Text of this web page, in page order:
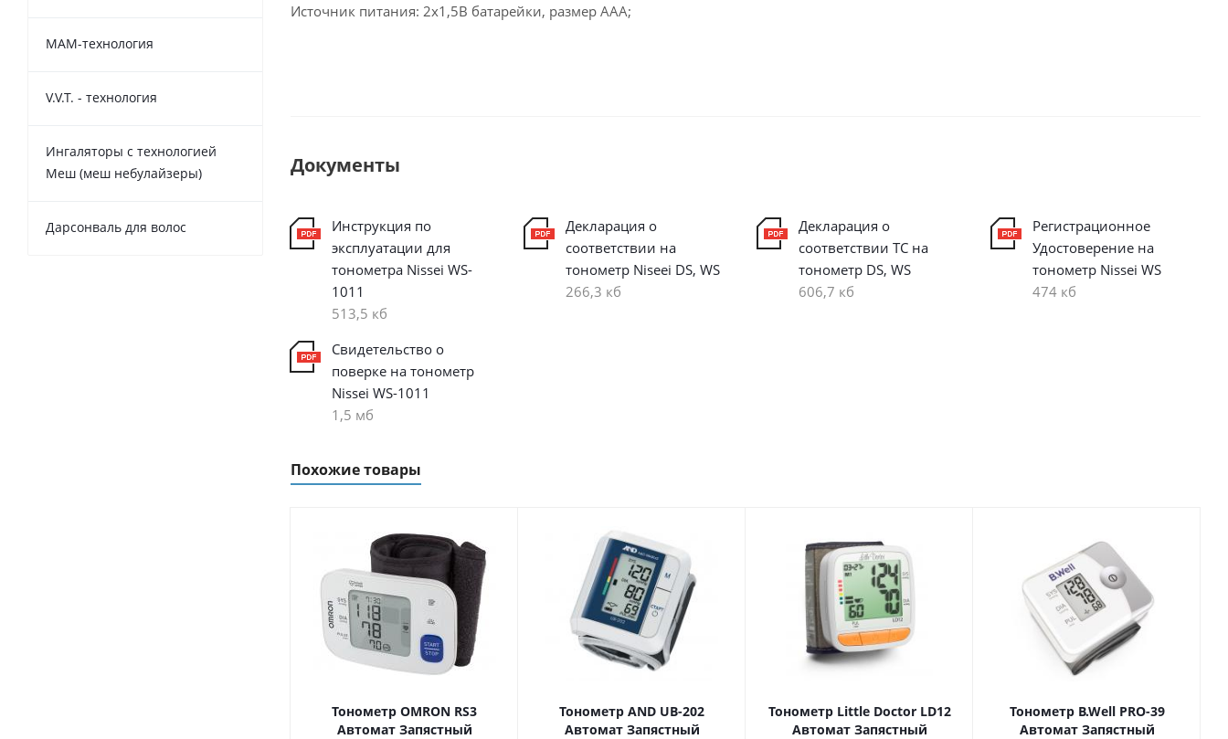
Источник питания: 2x1,5В батарейки, размер ААA;
Документы
Инструкция по
эксплуатации для
тонометра Nissei WS-
1011
513,5 кб
Декларация о
соответствии на
тонометр Niseei DS, WS
266,3 кб
Декларация о
соответствии ТС на
тонометр DS, WS
606,7 кб
Регистрационное
Удостоверение на
тонометр Nissei WS
474 кб
Свидетельство о
поверке на тонометр
Nissei WS-1011
1,5 мб
Похожие товары
Тонометр OMRON RS3
Автомат Запястный
Тонометр AND UB-202
Автомат Запястный
Тонометр Little Doctor LD12
Автомат Запястный
Тонометр B.Well PRO-39
Автомат Запястный
MAM-технология
V.V.T. - технология
Ингаляторы с технологией
Меш (меш небулайзеры)
Дарсонваль для волос